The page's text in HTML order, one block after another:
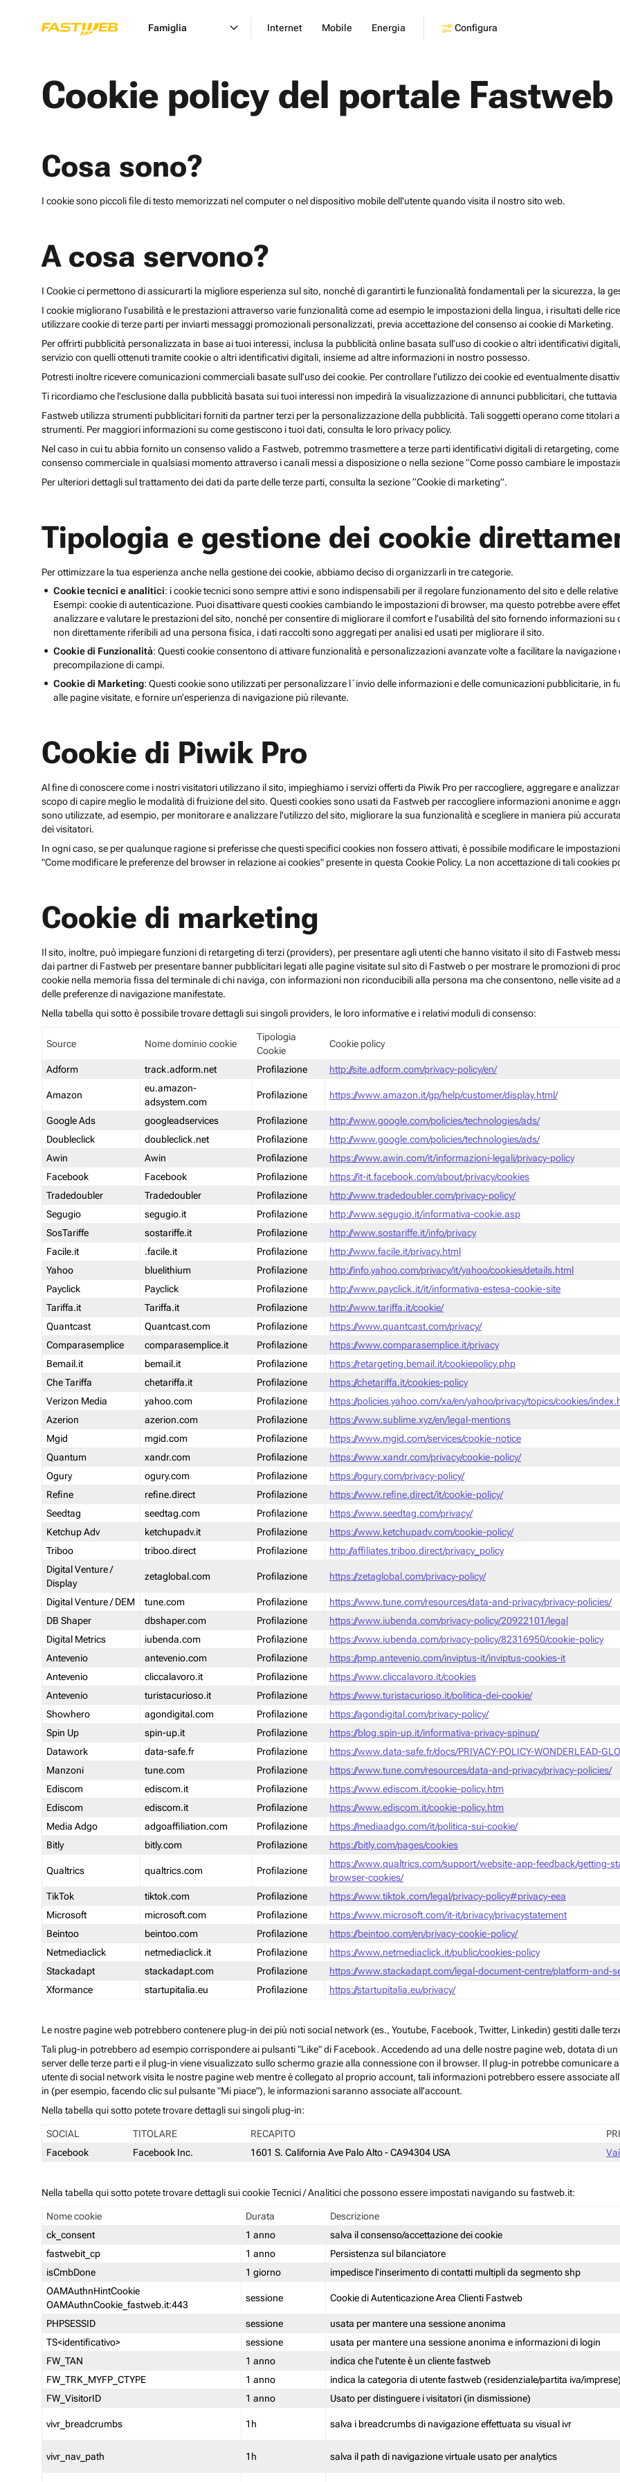
Famiglia Internet Mobile Energia Configura
Cookie policy del portale Fastweb
Cosa sono?
I cookie sono piccoli file di testo memorizzati nel computer o nel dispositivo mobile dell'utente quando visita il nostro sito web.
A cosa servono?
I Cookie ci permettono di assicurarti la migliore esperienza sul sito, nonché di garantirti le funzionalità fondamentali per la sicurezza, la
I cookie migliorano l’usabilità e le prestazioni attraverso varie funzionalità come ad esempio le impostazioni della lingua, i risultati delle
utilizzare cookie di terze parti per inviarti messaggi promozionali personalizzati, previa accettazione del consenso ai cookie di Marketing.
Per offrirti pubblicità personalizzata in base ai tuoi interessi, inclusa la pubblicità online basata sull’uso di cookie o altri identificativi
servizio con quelli ottenuti tramite cookie o altri identificativi digitali, insieme ad altre informazioni in nostro possesso.
Potresti inoltre ricevere comunicazioni commerciali basate sull’uso dei cookie. Per controllare l’utilizzo dei cookie ed eventualmente
Ti ricordiamo che l’esclusione dalla pubblicità basata sui tuoi interessi non impedirà la visualizzazione di annunci pubblicitari, che
Fastweb utilizza strumenti pubblicitari forniti da partner terzi per la personalizzazione della pubblicità. Tali soggetti operano come
strumenti. Per maggiori informazioni su come gestiscono i tuoi dati, consulta le loro privacy policy.
Nel caso in cui tu abbia fornito un consenso valido a Fastweb, potremmo trasmettere a terze parti identificativi digitali di retargeting,
consenso commerciale in qualsiasi momento attraverso i canali messi a disposizione o nella sezione “Come posso cambiare le
Per ulteriori dettagli sul trattamento dei dati da parte delle terze parti, consulta la sezione “Cookie di marketing”.
Tipologia e gestione dei cookie
Per ottimizzare la tua esperienza anche nella gestione dei cookie, abbiamo deciso di organizzarli in tre categorie.
Cookie tecnici e analitici: i cookie tecnici sono sempre attivi e sono indispensabili per il regolare funzionamento del sito e delle
Esempi: cookie di autenticazione. Puoi disattivare questi cookies cambiando le impostazioni di browser, ma questo potrebbe avere
analizzare e valutare le prestazioni del sito, nonché per consentire di migliorare il comfort e l’usabilità del sito fornendo informazioni
non direttamente riferibili ad una persona fisica, i dati raccolti sono aggregati per analisi ed usati per migliorare il sito.
Cookie di Funzionalità: Questi cookie consentono di attivare funzionalità e personalizzazioni avanzate volte a facilitare la
precompilazione di campi.
Cookie di Marketing: Questi cookie sono utilizzati per personalizzare l´invio delle informazioni e delle comunicazioni pubblicitarie, in
alle pagine visitate, e fornire un’esperienza di navigazione più rilevante.
Cookie di Piwik Pro
Al fine di conoscere come i nostri visitatori utilizzano il sito, impieghiamo i servizi offerti da Piwik Pro per raccogliere, aggregare e
scopo di capire meglio le modalità di fruizione del sito. Questi cookies sono usati da Fastweb per raccogliere informazioni anonime e
sono utilizzate, ad esempio, per monitorare e analizzare l'utilizzo del sito, migliorare la sua funzionalità e scegliere in maniera più
dei visitatori.
In ogni caso, se per qualunque ragione si preferisse che questi specifici cookies non fossero attivati, è possibile modificare le
"Come modificare le preferenze del browser in relazione ai cookies" presente in questa Cookie Policy. La non accettazione di tali cookies
Cookie di marketing
Il sito, inoltre, può impiegare funzioni di retargeting di terzi (providers), per presentare agli utenti che hanno visitato il sito di Fastweb
dai partner di Fastweb per presentare banner pubblicitari legati alle pagine visitate sul sito di Fastweb o per mostrare le promozioni di
cookie nella memoria fissa del terminale di chi naviga, con informazioni non riconducibili alla persona ma che consentono, nelle visite
delle preferenze di navigazione manifestate.
Nella tabella qui sotto è possibile trovare dettagli sui singoli providers, le loro informative e i relativi moduli di consenso:
Source Nome dominio cookie
Tipologia
Cookie
Cookie policy
Adform track.adform.net Profilazione http://site.adform.com/privacy-policy/en/
Amazon
eu.amazon-
adsystem.com
Profilazione https://www.amazon.it/gp/help/customer/display.html/
Google Ads googleadservices Profilazione
http://www.google.com/policies/technologies/ads/
Doubleclick
doubleclick.net Profilazione
http://www.google.com/policies/technologies/ads/
Awin
Awin Profilazione
https://www.awin.com/it/informazioni-legali/privacy-policy
Facebook
Facebook Profilazione
https://it-it.facebook.com/about/privacy/cookies
Tradedoubler
Tradedoubler Profilazione
http://www.tradedoubler.com/privacy-policy/
Segugio
segugio.it Profilazione
http://www.segugio.it/informativa-cookie.asp
SosTariffe
sostariffe.it Profilazione
http://www.sostariffe.it/info/privacy
Facile.it
.facile.it Profilazione
http://www.facile.it/privacy.html
Yahoo
bluelithium Profilazione
http://info.yahoo.com/privacy/it/yahoo/cookies/details.html
Payclick
Payclick Profilazione
http://www.payclick.it/it/informativa-estesa-cookie-site
Tariffa.it
Tariffa.it Profilazione
http://www.tariffa.it/cookie/
Quantcast
Quantcast.com Profilazione
https://www.quantcast.com/privacy/
Comparasemplice
comparasemplice.it Profilazione
https://www.comparasemplice.it/privacy
Bemail.it
bemail.it Profilazione
https://retargeting.bemail.it/cookiepolicy.php
Che Tariffa
chetariffa.it Profilazione
https://chetariffa.it/cookies-policy
Verizon Media
yahoo.com Profilazione
https://policies.yahoo.com/xa/en/yahoo/privacy/topics/cookies/
Azerion
azerion.com Profilazione
https://www.sublime.xyz/en/legal-mentions
Mgid
mgid.com Profilazione
https://www.mgid.com/services/cookie-notice
Quantum
xandr.com Profilazione
https://www.xandr.com/privacy/cookie-policy/
Ogury
ogury.com Profilazione
https://ogury.com/privacy-policy/
Refine
refine.direct Profilazione
https://www.refine.direct/it/cookie-policy/
Seedtag
seedtag.com Profilazione
https://www.seedtag.com/privacy/
Ketchup Adv
ketchupadv.it Profilazione
https://www.ketchupadv.com/cookie-policy/
Triboo
triboo.direct Profilazione
http://affiliates.triboo.direct/privacy_policy
Digital Venture /
Display
zetaglobal.com Profilazione https://zetaglobal.com/privacy-policy/
Digital Venture / DEM tune.com Profilazione
https://www.tune.com/resources/data-and-privacy/privacy-policies/
DB Shaper
dbshaper.com Profilazione
https://www.iubenda.com/privacy-policy/20922101/legal
Digital Metrics
iubenda.com Profilazione
https://www.iubenda.com/privacy-policy/82316950/cookie-policy
Antevenio
antevenio.com Profilazione
https://pmp.antevenio.com/inviptus-it/inviptus-cookies-it
Antevenio
cliccalavoro.it Profilazione
https://www.cliccalavoro.it/cookies
Antevenio
turistacurioso.it Profilazione
https://www.turistacurioso.it/politica-dei-cookie/
Showhero
agondigital.com Profilazione
https://agondigital.com/privacy-policy/
Spin Up
spin-up.it Profilazione
https://blog.spin-up.it/informativa-privacy-spinup/
Datawork
data-safe.fr Profilazione
https://www.data-safe.fr/docs/PRIVACY-POLICY-WONDERLEAD-
Manzoni
tune.com Profilazione
https://www.tune.com/resources/data-and-privacy/privacy-policies/
Ediscom
ediscom.it Profilazione
https://www.ediscom.it/cookie-policy.htm
Ediscom
ediscom.it Profilazione
https://www.ediscom.it/cookie-policy.htm
Media Adgo
adgoaffiliation.com Profilazione
https://mediaadgo.com/it/politica-sui-cookie/
Bitly
bitly.com Profilazione https://bitly.com/pages/cookies
Qualtrics qualtrics.com Profilazione
https://www.qualtrics.com/support/website-app-feedback/getting-
browser-cookies/
TikTok
tiktok.com Profilazione
https://www.tiktok.com/legal/privacy-policy#privacy-eea
Microsoft
microsoft.com Profilazione
https://www.microsoft.com/it-it/privacy/privacystatement
Beintoo
beintoo.com Profilazione
https://beintoo.com/en/privacy-cookie-policy/
Netmediaclick
netmediaclick.it Profilazione
https://www.netmediaclick.it/public/cookies-policy
Stackadapt
stackadapt.com Profilazione
https://www.stackadapt.com/legal-document-centre/platform-and-
Xformance
startupitalia.eu Profilazione https://startupitalia.eu/privacy/
Le nostre pagine web potrebbero contenere plug-in dei più noti social network (es., Youtube, Facebook, Twitter, Linkedin) gestiti dalle
Tali plug-in potrebbero ad esempio corrispondere ai pulsanti "Like" di Facebook. Accedendo ad una delle nostre pagine web, dotata di
server delle terze parti e il plug-in viene visualizzato sullo schermo grazie alla connessione con il browser. Il plug-in potrebbe comunicare
utente di social network visita le nostre pagine web mentre è collegato al proprio account, tali informazioni potrebbero essere associate
in (per esempio, facendo clic sul pulsante "Mi piace"), le informazioni saranno associate all'account.
Nella tabella qui sotto potete trovare dettagli sui singoli plug-in:
SOCIAL TITOLARE RECAPITO
Facebook
Facebook Inc. 1601 S. California Ave Palo Alto - CA94304 USA
Nella tabella qui sotto potete trovare dettagli sui cookie Tecnici / Analitici che possono essere impostati navigando su fastweb.it:
Nome cookie Durata
Descrizione
ck_consent
1 anno
salva il consenso/accettazione dei cookie
fastwebit_cp
1 anno
Persistenza sul bilanciatore
isCmbDone
1 giorno
impedisce l'inserimento di contatti multipli da segmento shp
OAMAuthnHintCookie
OAMAuthnCookie_fastweb.it:443
sessione Cookie di Autenticazione Area Clienti Fastweb
PHPSESSID sessione
usata per mantere una sessione anonima
TS<identificativo>
sessione
usata per mantere una sessione anonima e informazioni di login
FW_TAN
1 anno
indica che l'utente è un cliente fastweb
FW_TRK_MYFP_CTYPE
1 anno
indica la categoria di utente fastweb (residenziale/partita iva/
FW_VisitorID
1 anno Usato per distinguere i visitatori (in dismissione)
vivr_breadcrumbs 1h salva i breadcrumbs di navigazione effettuata su visual ivr
vivr_nav_path 1h salva il path di navigazione virtuale usato per analytics